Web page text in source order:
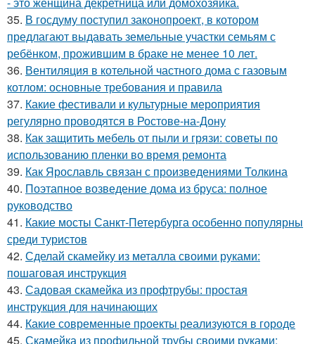
35. В госдуму поступил законопроект, в котором
предлагают выдавать земельные участки семьям с
ребёнком, прожившим в браке не менее 10 лет.
36. Вентиляция в котельной частного дома с газовым
котлом: основные требования и правила
37. Какие фестивали и культурные мероприятия
регулярно проводятся в Ростове-на-Дону
38. Как защитить мебель от пыли и грязи: советы по
использованию пленки во время ремонта
39. Как Ярославль связан с произведениями Толкина
40. Поэтапное возведение дома из бруса: полное
руководство
41. Какие мосты Санкт-Петербурга особенно популярны
среди туристов
42. Сделай скамейку из металла своими руками:
пошаговая инструкция
43. Садовая скамейка из профтрубы: простая
инструкция для начинающих
44. Какие современные проекты реализуются в городе
45. Скамейка из профильной трубы своими руками: